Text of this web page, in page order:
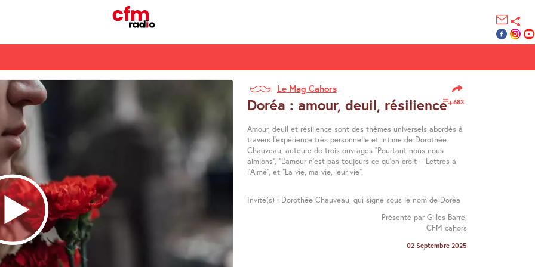
Le Mag Cahors
683
Doréa : amour, deuil, résilience
Amour, deuil et résilience sont des thèmes universels abordés à
travers l’expérience très personnelle et intime de Dorothée
Chauveau, auteure de trois ouvrages "Pourtant nous nous
aimions", "L’amour n’est pas toujours ce qu’on croit – Lettres à
l’Aimé", et "La vie, ma vie, leur vie".
Invité(s) : Dorothée Chauveau, qui signe sous le nom de Doréa
Présenté par Gilles Barre,
CFM cahors
02 Septembre 2025